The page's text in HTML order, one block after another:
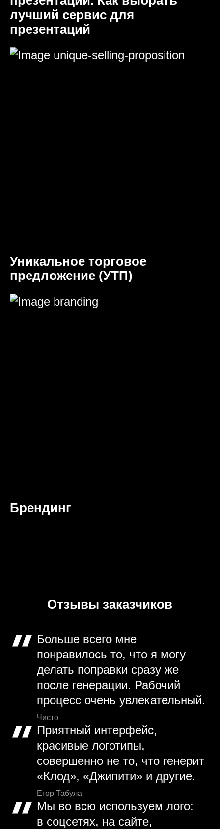
лучший сервис для
презентаций
Уникальное торговое
предложение (УТП)
Брендинг
Отзывы заказчиков
Больше всего мне
понравилось то, что я могу
делать поправки сразу же
после генерации. Рабочий
процесс очень увлекательный.
Чисто
Приятный интерфейс,
красивые логотипы,
совершенно не то, что генерит
«Клод», «Джипити» и другие.
Егор Табула
Мы во всю используем лого:
в соцсетях, на сайте,